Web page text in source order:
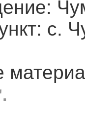
с.